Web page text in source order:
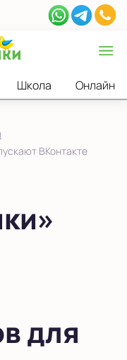
Школа Онлайн
ВКонтакте
для